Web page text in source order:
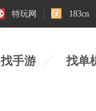
特玩网 183cn
找手游 找单